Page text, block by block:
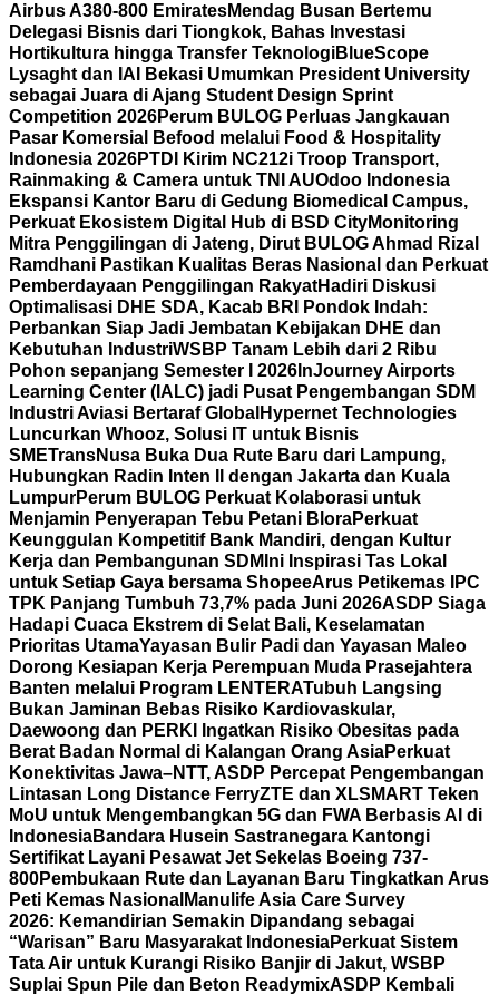
Airbus A380-800 EmiratesMendag Busan Bertemu
Delegasi Bisnis dari Tiongkok, Bahas Investasi
Hortikultura hingga Transfer TeknologiBlueScope
Lysaght dan IAI Bekasi Umumkan President University
sebagai Juara di Ajang Student Design Sprint
Competition 2026Perum BULOG Perluas Jangkauan
Pasar Komersial Befood melalui Food & Hospitality
Indonesia 2026PTDI Kirim NC212i Troop Transport,
Rainmaking & Camera untuk TNI AUOdoo Indonesia
Ekspansi Kantor Baru di Gedung Biomedical Campus,
Perkuat Ekosistem Digital Hub di BSD CityMonitoring
Mitra Penggilingan di Jateng, Dirut BULOG Ahmad Rizal
Ramdhani Pastikan Kualitas Beras Nasional dan Perkuat
Pemberdayaan Penggilingan RakyatHadiri Diskusi
Optimalisasi DHE SDA, Kacab BRI Pondok Indah:
Perbankan Siap Jadi Jembatan Kebijakan DHE dan
Kebutuhan IndustriWSBP Tanam Lebih dari 2 Ribu
Pohon sepanjang Semester I 2026 InJourney Airports
Learning Center (IALC) jadi Pusat Pengembangan SDM
Industri Aviasi Bertaraf Global Hypernet Technologies
Luncurkan Whooz, Solusi IT untuk Bisnis
SMETransNusa Buka Dua Rute Baru dari Lampung,
Hubungkan Radin Inten II dengan Jakarta dan Kuala
LumpurPerum BULOG Perkuat Kolaborasi untuk
Menjamin Penyerapan Tebu Petani BloraPerkuat
Keunggulan Kompetitif Bank Mandiri, dengan Kultur
Kerja dan Pembangunan SDM Ini Inspirasi Tas Lokal
untuk Setiap Gaya bersama ShopeeArus Petikemas IPC
TPK Panjang Tumbuh 73,7% pada Juni 2026ASDP Siaga
Hadapi Cuaca Ekstrem di Selat Bali, Keselamatan
Prioritas UtamaYayasan Bulir Padi dan Yayasan Maleo
Dorong Kesiapan Kerja Perempuan Muda Prasejahtera
Banten melalui Program LENTERATubuh Langsing
Bukan Jaminan Bebas Risiko Kardiovaskular,
Daewoong dan PERKI Ingatkan Risiko Obesitas pada
Berat Badan Normal di Kalangan Orang AsiaPerkuat
Konektivitas Jawa–NTT, ASDP Percepat Pengembangan
Lintasan Long Distance FerryZTE dan XLSMART Teken
MoU untuk Mengembangkan 5G dan FWA Berbasis AI di
IndonesiaBandara Husein Sastranegara Kantongi
Sertifikat Layani Pesawat Jet Sekelas Boeing 737-
800Pembukaan Rute dan Layanan Baru Tingkatkan Arus
Peti Kemas Nasional Manulife Asia Care Survey
2026: Kemandirian Semakin Dipandang sebagai
“Warisan” Baru Masyarakat IndonesiaPerkuat Sistem
Tata Air untuk Kurangi Risiko Banjir di Jakut, WSBP
Suplai Spun Pile dan Beton ReadymixASDP Kembali